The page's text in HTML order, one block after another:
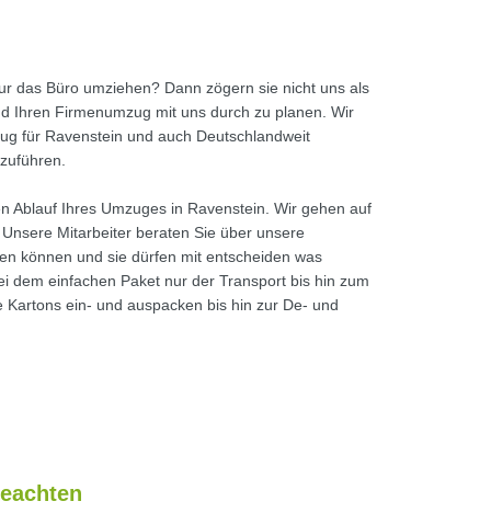
das Büro umziehen? Dann zögern sie nicht uns als
Ihren Firmenumzug mit uns durch zu planen. Wir
für Ravenstein und auch Deutschlandweit
Ablauf Ihres Umzuges in Ravenstein. Wir gehen auf
Mitarbeiter beraten Sie über unsere
können und sie dürfen mit entscheiden was
dem einfachen Paket nur der Transport bis hin zum
ein- und auspacken bis hin zur De- und